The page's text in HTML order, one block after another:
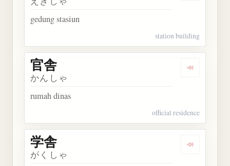
gedung stasiun
station building
Dengarkan
官舎
かんしゃ
rumah dinas
official residence
Dengarkan
学舎
がくしゃ